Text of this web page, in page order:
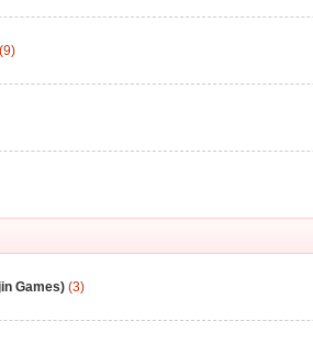
Games)(3)